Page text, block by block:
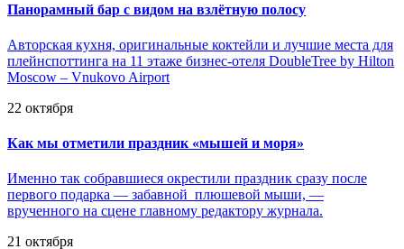
Панорамный бар с видом на взлётную полосу
Авторская кухня, оригинальные коктейли и лучшие места для
плейнспоттинга на 11 этаже бизнес-отеля DoubleTree by Hilton
Moscow – Vnukovo Airport
22 октября
Как мы отметили праздник «мышей и моря»
Именно так собравшиеся окрестили праздник сразу после
первого подарка — забавной плюшевой мыши, —
врученного на сцене главному редактору журнала.
21 октября